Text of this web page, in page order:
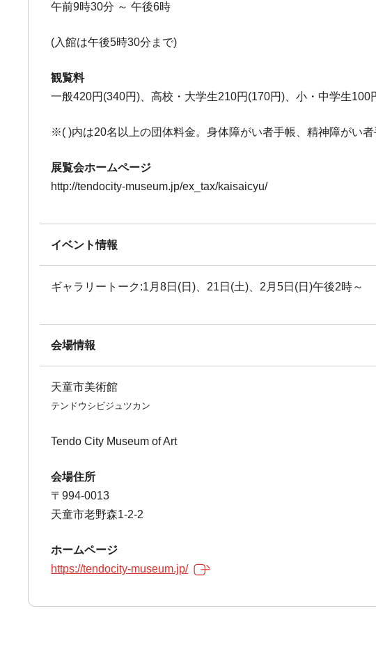
午前9時30分 ～ 午後6時
(入館は午後5時30分まで)
観覧料
一般420円(340円)、高校・大学生210円(170円)、小・中学生100
※( )内は20名以上の団体料金。身体障がい者手帳、精神障がい
展覧会ホームページ
http://tendocity-museum.jp/ex_tax/kaisaicyu/
イベント情報
ギャラリートーク:1月8日(日)、21日(土)、2月5日(日)午後2時～
会場情報
天童市美術館
テンドウシビジュツカン
Tendo City Museum of Art
会場住所
〒994-0013
天童市老野森1-2-2
ホームページ
https://tendocity-museum.jp/